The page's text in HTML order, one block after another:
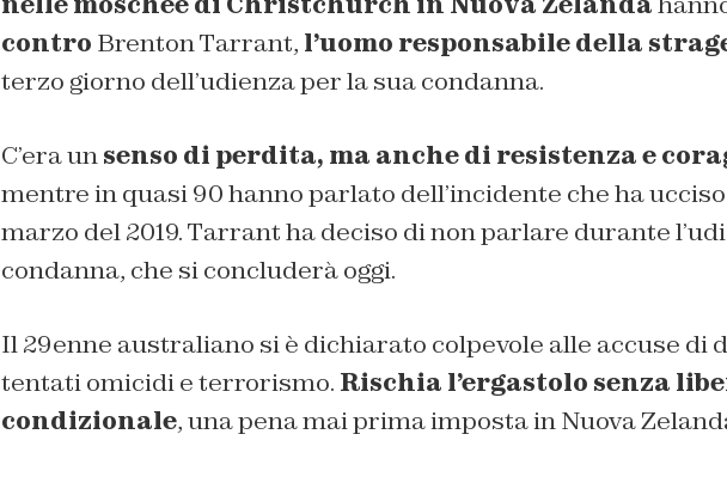
contro Brenton Tarrant, l’uomo responsabile della
terzo giorno dell’udienza per la sua condanna.
C’era unsenso di perdita, ma anche di resistenza e
mentre in quasi 90 hanno parlato dell’incidente che ha
marzo del 2019. Tarrant ha deciso di non parlare durante
condanna, che si concluderà oggi.
Il 29enne australiano si è dichiarato colpevole alle accuse di
tentati omicidi e terrorismo. Rischia l’ergastolo senza
condizionale, una pena mai prima imposta in Nuova